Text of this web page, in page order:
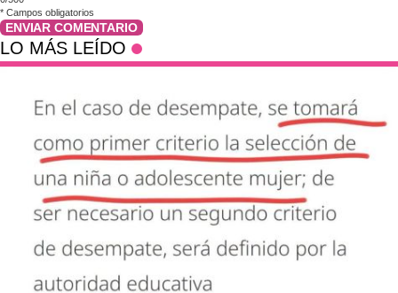
* Campos obligatorios
ENVIAR COMENTARIO
LO MÁS LEÍDO